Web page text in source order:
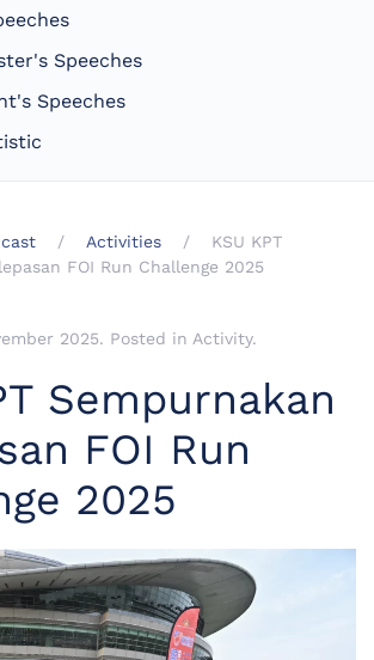
Speeches
Speeches
Activities
KSU KPT
FOI Run Challenge 2025
2025. Posted in Activity.
Sempurnakan
FOI Run
2025